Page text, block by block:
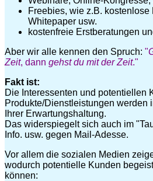
Freebies, wie z.B.
Whitepaper usw.
kostenfreie Erstberatungen
Aber wir alle kennen den Spruch: "
Zeit, dann gehst du mit der Zeit."
Fakt ist:
Die Interessenten und potentiellen
Produkte/Dienstleistungen werden
Ihrer Erwartungshaltung.
Das widerspiegelt sich auch im
Info. usw. gegen Mail-Adesse.
Vor allem die sozialen Medien
wodurch potentielle Kunden
können: